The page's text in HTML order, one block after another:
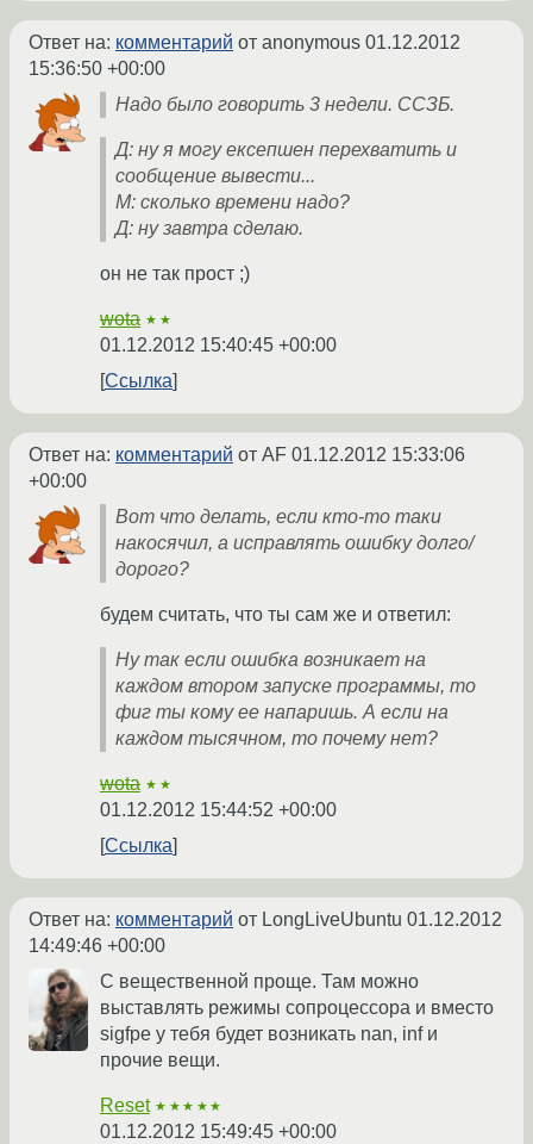
Ответ на: комментарий от anonymous 01.12.2012
15:36:50 +00:00
Надо было говорить 3 недели. ССЗБ.
Д: ну я могу ексепшен перехватить и
сообщение вывести...
М: сколько времени надо?
Д: ну завтра сделаю.
он не так прост ;)
wota ★★
01.12.2012 15:40:45 +00:00
Ссылка
Ответ на: комментарий от AF 01.12.2012 15:33:06
+00:00
Вот что делать, если кто-то таки
накосячил, а исправлять ошибку долго/
дорого?
будем считать, что ты сам же и ответил:
Ну так если ошибка возникает на
каждом втором запуске программы, то
фиг ты кому ее напаришь. А если на
каждом тысячном, то почему нет?
wota ★★
01.12.2012 15:44:52 +00:00
Ссылка
Ответ на: комментарий от LongLiveUbuntu 01.12.2012
14:49:46 +00:00
С вещественной проще. Там можно
выставлять режимы сопроцессора и вместо
sigfpe у тебя будет возникать nan, inf и
прочие вещи.
Reset ★★★★★
01.12.2012 15:49:45 +00:00